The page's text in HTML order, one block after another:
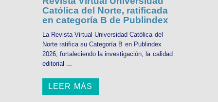
Católica del Norte, ratificada
en categoría B de Publindex
La Revista Virtual Universidad Católica del
Norte ratifica su Categoría B en Publindex
2026, fortaleciendo la investigación, la calidad
editorial ...
LEER MÁS